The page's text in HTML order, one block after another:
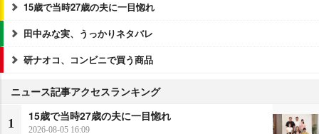
15歳で当時27歳の夫に一目惚れ
田中みな実、うっかりネタバレ
研ナオコ、コンビニで買う商品
ニュース記事アクセスランキング
1
15歳で当時27歳の夫に一目惚れ
2026-08-05 16:09